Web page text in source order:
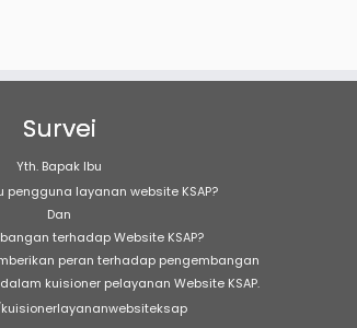
Survei
Yth. Bapak Ibu
layanan website KSAP?
Dan
terhadap Website KSAP?
peran terhadap pengembangan
kuisioner pelayanan Website KSAP.